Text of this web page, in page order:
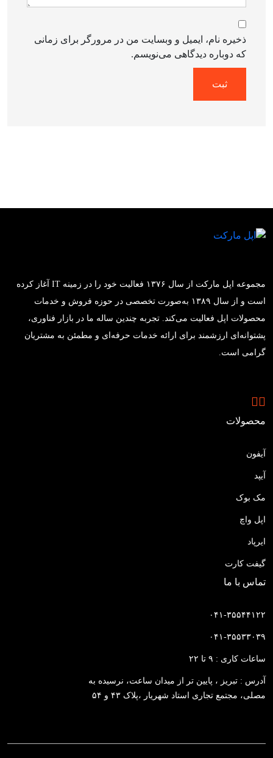
ذخیره نام، ایمیل و وبسایت من در مرورگر برای زمانی
که دوباره دیدگاهی می‌نویسم.
مجموعه اپل مارکت از سال ۱۳۷۶ فعالیت خود را در زمینه IT آغاز کرده
است و از سال ۱۳۸۹ به‌صورت تخصصی در حوزه فروش و خدمات
محصولات اپل فعالیت می‌کند. تجربه چندین ساله ما در بازار فناوری،
پشتوانه‌ای ارزشمند برای ارائه خدمات حرفه‌ای و مطمئن به مشتریان
گرامی است.
محصولات
آیفون
آیپد
مک بوک
اپل واچ
ایرپاد
گیفت کارت
تماس با ما
۰۴۱-۳۵۵۴۴۱۲۲
۰۴۱-۳۵۵۳۳۰۳۹
ساعات کاری : ۹ تا ۲۲
آدرس : تبریز ، پایین تر از میدان ساعت، نرسیده به
مصلی، مجتمع تجاری استاد شهریار ،پلاک ۴۳ و ۵۴